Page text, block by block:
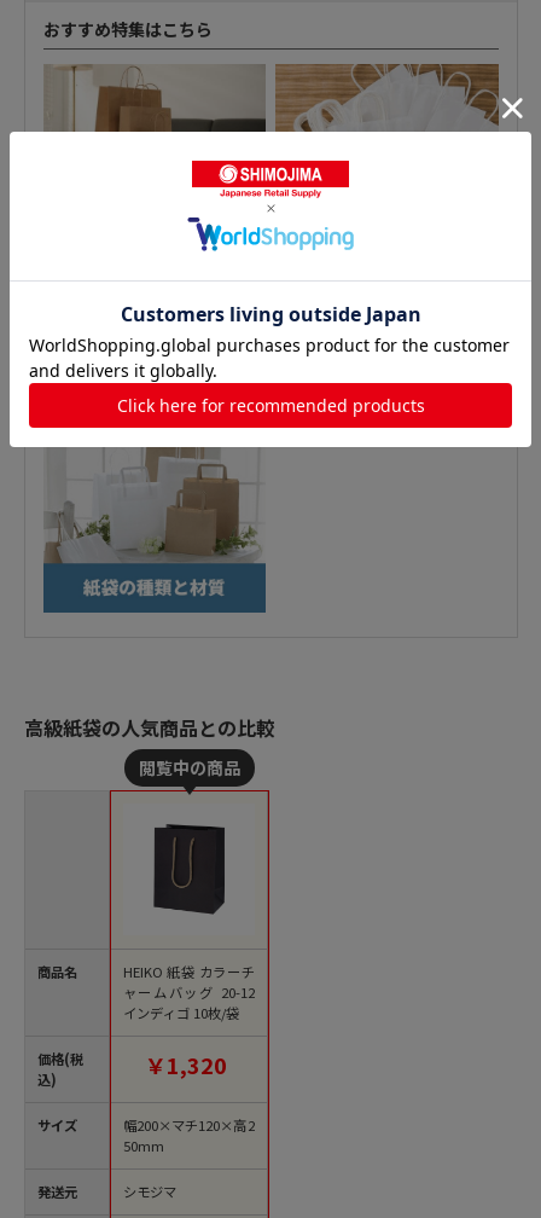
おすすめ特集はこちら
高級紙袋の人気商品との比較
商品名
価格(税
込)
サイズ
発送元
HEIKO 紙袋 カラーチ
ャームバッグ 20-12
インディゴ 10枚/袋
￥1,320
幅200×マチ120×高2
50mm
シモジマ